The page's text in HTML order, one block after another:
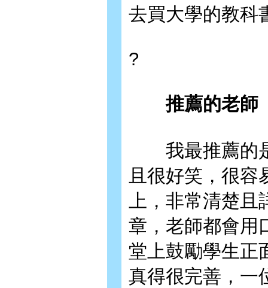
去買大學的教科
?
推薦的老師
我最推薦的是
且很好笑，很容
上，非常清楚且
章，老師都會用
堂上鼓勵學生正
真得很完善，一